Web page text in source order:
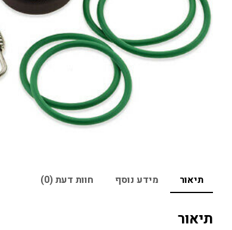
תיאור
מידע נוסף חוות דעת (0)
תיאור